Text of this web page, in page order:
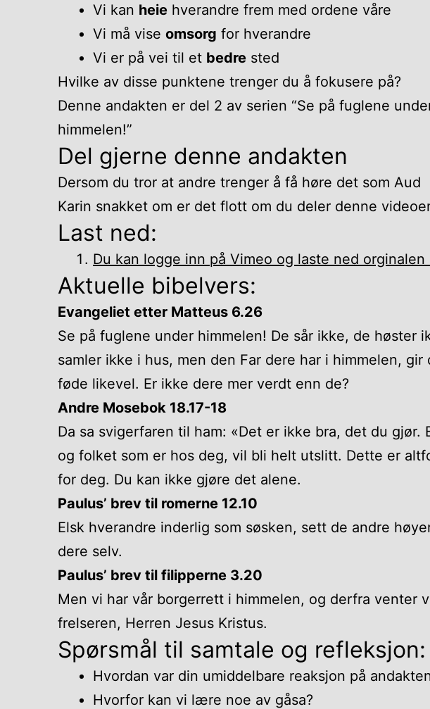
Vi kan heie hverandre frem med ordene våre
Vi må vise omsorg for hverandre
Vi er på vei til et bedre sted
Hvilke av disse punktene trenger du å fokusere på?
Denne andakten er del 2 av serien “Se på fuglene
himmelen!”
Del gjerne denne andakten
Dersom du tror at andre trenger å få høre det som Aud
Karin snakket om er det flott om du deler denne
Last ned:
Du kan logge inn på Vimeo og laste ned orginalen
Aktuelle bibelvers:
Evangeliet etter Matteus 6.26
Se på fuglene under himmelen! De sår ikke, de høster
samler ikke i hus, men den Far dere har i himmelen, gir
føde likevel. Er ikke dere mer verdt enn de?
Andre Mosebok 18.17-18
Da sa svigerfaren til ham: «Det er ikke bra, det du gjør.
og folket som er hos deg, vil bli helt utslitt. Dette er
for deg. Du kan ikke gjøre det alene.
Paulus’ brev til romerne 12.10
Elsk hverandre inderlig som søsken, sett de andre
dere selv.
Paulus’ brev til filipperne 3.20
Men vi har vår borgerrett i himmelen, og derfra venter
frelseren, Herren Jesus Kristus.
Spørsmål til samtale og refleksjon:
Hvordan var din umiddelbare reaksjon på
Hvorfor kan vi lære noe av gåsa?